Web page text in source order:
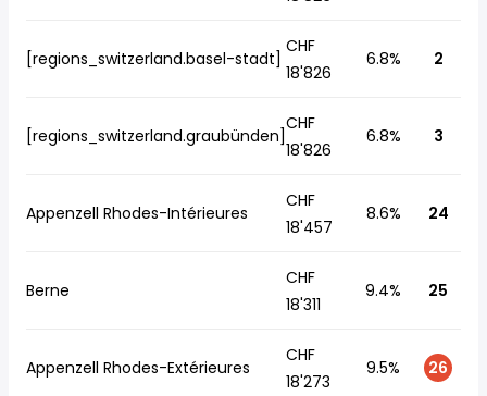
[regions_switzerland.basel-stadt]
CHF
18'826
6.8% 2
[regions_switzerland.graubünden]
CHF
18'826
6.8% 3
Appenzell Rhodes-Intérieures
CHF
18'457
8.6% 24
Berne
CHF
18'311
9.4% 25
Appenzell Rhodes-Extérieures
CHF
18'273
9.5% 26